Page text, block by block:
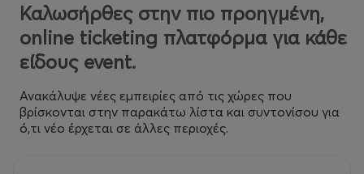
Καλωσήρθες στην πιο προηγμένη,
online ticketing πλατφόρμα για κάθε
είδους event.
Ανακάλυψε νέες εμπειρίες από τις χώρες που
βρίσκονται στην παρακάτω λίστα και συντονίσου για
ό,τι νέο έρχεται σε άλλες περιοχές.